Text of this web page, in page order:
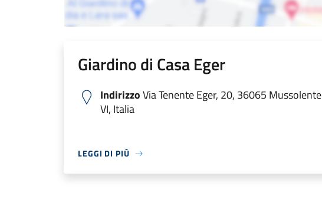
Giardino di Casa Eger
IndirizzoVia Tenente Eger, 20, 36065 Mussolente
VI, Italia
LEGGI DI PIÙ